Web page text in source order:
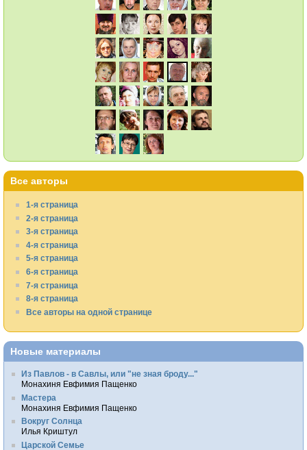
Все авторы
1-я страница
2-я страница
3-я страница
4-я страница
5-я страница
6-я страница
7-я страница
8-я страница
Все авторы на одной странице
Новые материалы
Из Павлов - в Савлы, или "не зная броду..."
Монахиня Евфимия Пащенко
Мастера
Монахиня Евфимия Пащенко
Вокруг Солнца
Илья Криштул
Царской Семье